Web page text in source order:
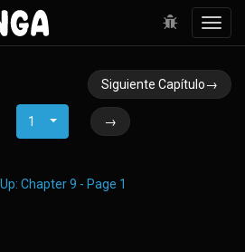
Siguiente Capítulo→
1 →